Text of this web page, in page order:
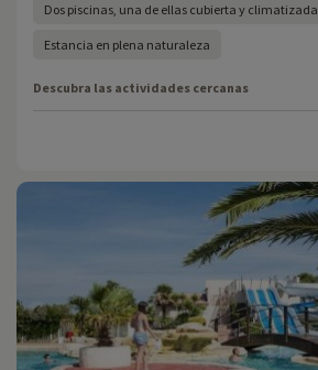
Dos piscinas, una de ellas cubierta y climatizada
Estancia en plena naturaleza
Descubra las actividades cercanas